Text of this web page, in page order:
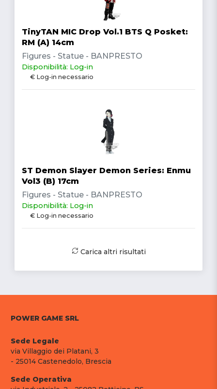
TinyTAN MIC Drop Vol.1 BTS Q Posket:
RM (A) 14cm
Figures - Statue - BANPRESTO
Disponibilità: Log-in
€ Log-in necessario
ST Demon Slayer Demon Series: Enmu
Vol3 (B) 17cm
Figures - Statue - BANPRESTO
Disponibilità: Log-in
€ Log-in necessario
Carica altri risultati
POWER GAME SRL
Sede Legale
via Villaggio dei Platani, 3
- 25014 Castenedolo, Brescia
Sede Operativa